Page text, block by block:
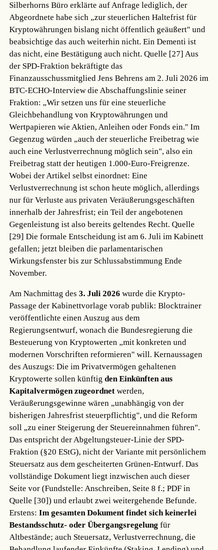
Silberhorns Büro erklärte auf Anfrage lediglich, der
Abgeordnete habe sich „zur steuerlichen Haltefrist für
Kryptowährungen bislang nicht öffentlich geäußert" und
beabsichtige das auch weiterhin nicht. Ein Dementi ist
das nicht, eine Bestätigung auch nicht.Quelle [27] Aus
der SPD-Fraktion bekräftigte das
Finanzausschussmitglied Jens Behrens am 2. Juli 2026 im
BTC-ECHO-Interview die Abschaffungslinie seiner
Fraktion: „Wir setzen uns für eine steuerliche
Gleichbehandlung von Kryptowährungen und
Wertpapieren wie Aktien, Anleihen oder Fonds ein." Im
Gegenzug würden „auch der steuerliche Freibetrag wie
auch eine Verlustverrechnung möglich sein", also ein
Freibetrag statt der heutigen 1.000-Euro-Freigrenze.
Wobei der Artikel selbst einordnet: Eine
Verlustverrechnung ist schon heute möglich, allerdings
nur für Verluste aus privaten Veräußerungsgeschäften
innerhalb der Jahresfrist; ein Teil der angebotenen
Gegenleistung ist also bereits geltendes Recht.Quelle
[29] Die formale Entscheidung ist am 6. Juli im Kabinett
gefallen; jetzt bleiben die parlamentarischen
Wirkungsfenster bis zur Schlussabstimmung Ende
November.
Am Nachmittag des3. Juli 2026 wurde die Krypto-
Passage der Kabinettvorlage vorab publik: Blocktrainer
veröffentlichte einen Auszug aus dem
Regierungsentwurf, wonach die Bundesregierung die
Besteuerung von Kryptowerten „mit konkreten und
modernen Vorschriften reformieren" will. Kernaussagen
des Auszugs: Die im Privatvermögen gehaltenen
Kryptowerte sollen künftigden Einkünften aus
Kapitalvermögen zugeordnet werden,
Veräußerungsgewinne wären „unabhängig von der
bisherigen Jahresfrist steuerpflichtig", und die Reform
soll „zu einer Steigerung der Steuereinnahmen führen".
Das entspricht der Abgeltungsteuer-Linie der SPD-
Fraktion (§20 EStG), nicht der Variante mit persönlichem
Steuersatz aus dem gescheiterten Grünen-Entwurf. Das
vollständige Dokument liegt inzwischen auch dieser
Seite vor (Fundstelle: Anschreiben, Seite 8 f.; PDF in
Quelle [30]) und erlaubt zwei weitergehende Befunde.
Erstens:Im gesamten Dokument findet sich keinerlei
Bestandsschutz- oder Übergangsregelung für
Altbestände; auch Steuersatz, Verlustverrechnung, die